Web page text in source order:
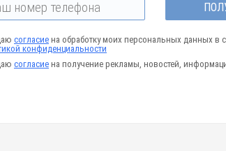
согласие на обработку моих персональных данных в
конфиденциальности
согласие на получение рекламы, новостей,